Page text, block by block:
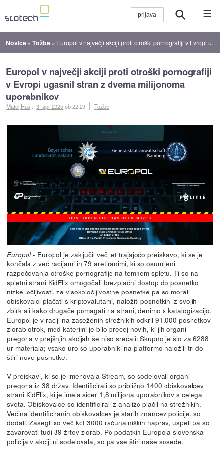
☰
Novice »Tožbe » Europol v največji akciji proti otroški pornografiji v Evropi ugasnil stran z dvema milijonoma uporabnikov
Europol v največji akciji proti otroški pornografiji
v Evropi ugasnil stran z dvema milijonoma
uporabnikov
Matej Huš ::3. apr 2025ob 22:29 Tožbe
Europol- Europol je zaključil več let trajajočo preiskavo, ki se je
končala z več racijami in 79 aretiranimi, ki so osumljeni
razpečevanja otroške pornografije na temnem spletu. Ti so na
spletni strani KidFlix omogočali brezplačni dostop do posnetko
nizke ločljivosti, za visokoločljivostne posnetke pa so morali
obiskovalci plačati s kriptovalutami, naložiti posnetkih iz svojih
zbirk ali kako drugače pomagati na strani, denimo s katalogizacijo.
Europol je v raciji na zaseženih strežnikih odkril 91.000 posnetkov
zlorab otrok, med katerimi je bilo precej novih, ki jih organi
pregona v prejšnjih akcijah še niso srečali. Skupno je šlo za 6288
ur materiala; vsako uro so uporabniki na platformo naložili tri do
štiri nove posnetke.
V preiskavi, ki se je imenovala Stream, so sodelovali organi
pregona iz 38 držav. Identificirali so približno 1400 obiskovalcev
strani KidFlix, ki je imela sicer 1,8 milijona uporabnikov s celega
sveta. Obiskovalce so identificirali z analizo plačil na strežnikih.
Večina identificiranih obiskovalcev je starih znancev policije, so
dodali. Zasegli so več kot 3000 računalniških naprav, uspeli pa so
zavarovati tudi 39 žrtev zlorab. Po podatkih Europola slovenska
policija v akciji ni sodelovala, so pa vse štiri naše sosede.